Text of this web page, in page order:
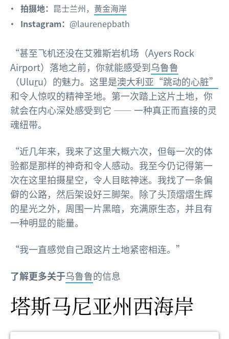
拍摄地： 昆士兰州， 黄金海岸
Instagram： @laurenepbath
“甚至飞机还没在艾雅斯岩机场（Ayers Rock
Airport）落地之前，你就能感受到乌鲁鲁
（Uluru）的魅力。这里是澳大利亚“跳动的心脏”
和令人惊叹的精神圣地。第一次踏上这片土地，你
就会在内心深处感受到它 —— 一种真正而直接的灵
魂纽带。
“近几年来，我来了这里大概六次，但每一次的体
验都是那样的神奇和令人感动。我至今仍记得第一
次在这里拍摄星空，令人目眩神迷。我找了一条偏
僻的公路，然后架设好三脚架。除了头顶熠熠生辉
的星光之外，周围一片黑暗，充满原生态，并且有
一种明显的能量。
“我一直感觉自己跟这片土地紧密相连。”
了解更多关于乌鲁鲁的信息
塔斯马尼亚州西海岸